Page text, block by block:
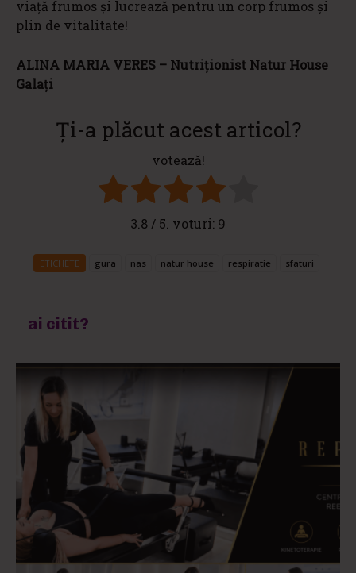
viață frumos și lucrează pentru un corp frumos și
plin de vitalitate!
ALINA MARIA VERES – Nutriționist Natur House
Galați
Ți-a plăcut acest articol?
votează!
3.8 / 5. voturi: 9
ETICHETE gura nas natur house respiratie sfaturi
ai citit?